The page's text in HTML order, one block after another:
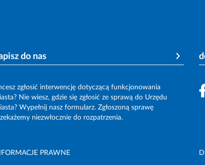
do nas
zgłosić interwencję dotyczącą funkcjonowania
Nie wiesz, gdzie się zgłosić ze sprawą do Urzędu
Wypełnij nasz formularz. Zgłoszoną sprawę
niezwłocznie do rozpatrzenia.
PRAWNE